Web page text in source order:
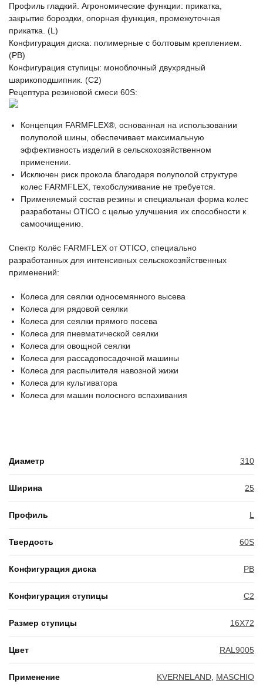
Профиль гладкий. Агрономические функции: прикатка,
закрытие бороздки, опорная функция, промежуточная
прикатка. (L)
Конфигурация диска: полимерные с болтовым креплением.
(PB)
Конфигурация ступицы: моноблочный двухрядный
шарикоподшипник. (C2)
Рецептура резиновой смеси 60S:
Концепция FARMFLEX®, основанная на использовании
полуполой шины, обеспечивает максимальную
эффективность изделий в сельскохозяйственном
применении.
Исключен риск прокола благодаря полуполой структуре
колес FARMFLEX, техобслуживание не требуется.
Применяемый состав резины и специальная форма колес
разработаны OTICO с целью улучшения их способности к
самоочищению.
Спектр Колёс FARMFLEX от OTICO, специально
разработанных для интенсивных сельскохозяйственных
применений:
Колеса для сеялки односемянного высева
Колеса для рядовой сеялки
Колеса для сеялки прямого посева
Колеса для пневматической сеялки
Колеса для овощной сеялки
Колеса для рассадопосадочной машины
Колеса для распылителя навозной жижи
Колеса для культиватора
Колеса для машин полосного вспахивания
Диаметр 310
Ширина 25
Профиль L
Твердость 60S
Конфигурация диска PB
Конфигурация ступицы C2
Размер ступицы 16X72
Цвет RAL9005
Применение KVERNELAND, MASCHIO